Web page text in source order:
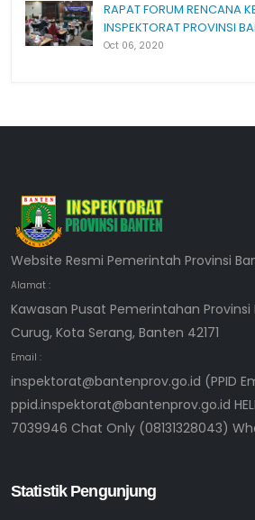
RAPAT FORUM RENCANA
INSPEKTORAT PROVINSI
Oct 06, 2020
Website Resmi Pemerintah Provinsi
Alamat :
Kawasan Pusat Pemerintahan Provinsi
Curug, Kota Serang, Banten 42171
Email :
inspektorat@bantenprov.go.id (PPID
ppid.inspektorat@bantenprov.go.id
7039946 Chat Only (08131328043)
Statistik Pengunjung